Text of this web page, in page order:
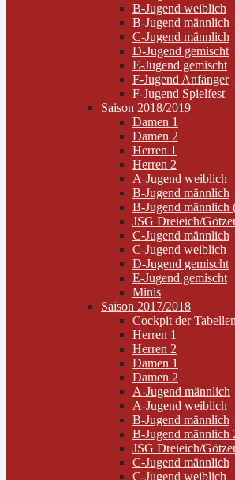
B-Jugend weiblich
B-Jugend männlich
C-Jugend männlich
D-Jugend gemischt
E-Jugend gemischt
F-Jugend Anfänger
F-Jugend Spielfest
Saison 2018/2019
Damen 1
Damen 2
Herren 1
Herren 2
A-Jugend weiblich
B-Jugend männlich
B-Jugend männlich
JSG Dreieich/
C-Jugend männlich
C-Jugend weiblich
D-Jugend gemischt
E-Jugend gemischt
Minis
Saison 2017/2018
Cockpit der Tabellen
Herren 1
Herren 2
Damen 1
Damen 2
A-Jugend männlich
A-Jugend weiblich
B-Jugend männlich
B-Jugend männlich
JSG Dreieich/
C-Jugend männlich
C-Jugend weiblich